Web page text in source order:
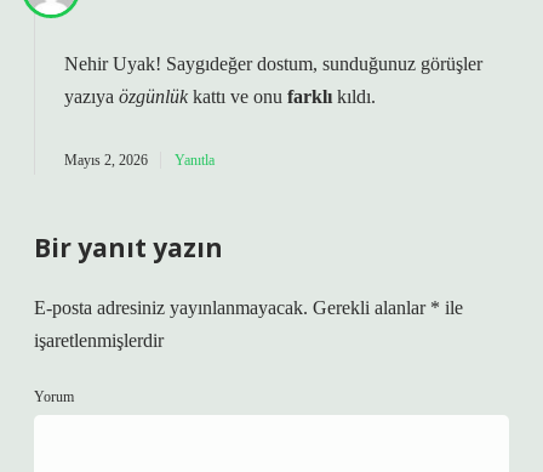
Nehir Uyak! Saygıdeğer dostum, sunduğunuz görüşler
yazıya özgünlük kattı ve onu farklı kıldı.
Mayıs 2, 2026 Yanıtla
Bir yanıt yazın
E-posta adresiniz yayınlanmayacak. Gerekli alanlar * ile
işaretlenmişlerdir
Yorum